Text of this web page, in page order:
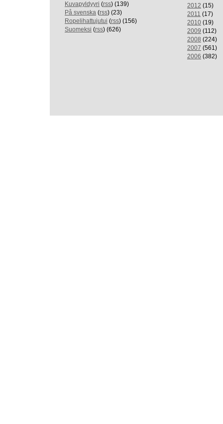
Kuvapyldyyri (rss) (139)
På svenska (rss) (23)
Ropelihattujutui (rss) (156)
Suomeksi (rss) (626)
2012 (15)
2011 (17)
2010 (19)
2009 (112)
2008 (224)
2007 (561)
2006 (382)